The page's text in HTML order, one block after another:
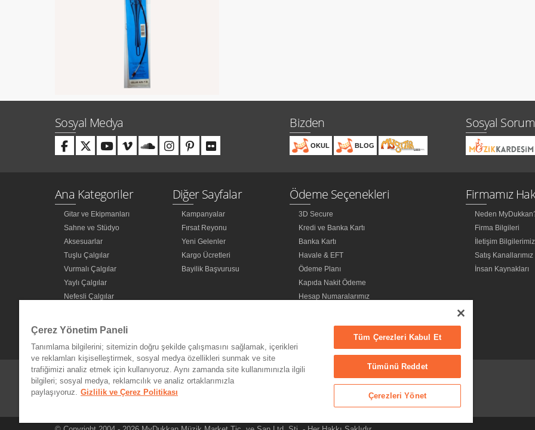
Sosyal Medya Bizden
OKUL BLOG
Sosyal
Ana Kategoriler
Gitar ve Ekipmanları
Sahne ve Stüdyo
Aksesuarlar
Tuşlu Çalgılar
Vurmalı Çalgılar
Yaylı Çalgılar
Nefesli Çalgılar
Diğer Sayfalar
Kampanyalar
Fırsat Reyonu
Yeni Gelenler
Kargo Ücretleri
Bayilik Başvurusu
Ödeme Seçenekleri
3D Secure
Kredi ve Banka Kartı
Banka Kartı
Havale & EFT
Ödeme Planı
Kapıda Nakit Ödeme
Hesap Numaralarımız
Firmamız
Neden
Firma Bilgileri
İletişim Bilgilerimiz
Satış Kanallarımız
İnsan Kaynakları
Çerez Yönetim Paneli
Tanımlama bilgilerini; sitemizin doğru şekilde çalışmasını sağlamak, içerikleri
ve reklamları kişiselleştirmek, sosyal medya özellikleri sunmak ve site
trafiğimizi analiz etmek için kullanıyoruz. Aynı zamanda site kullanımınızla ilgili
bilgileri; sosyal medya, reklamcılık ve analiz ortaklarımızla
paylaşıyoruz. Gizlilik ve Çerez Politikası
Tüm Çerezleri Kabul Et
Tümünü Reddet
Çerezleri Yönet